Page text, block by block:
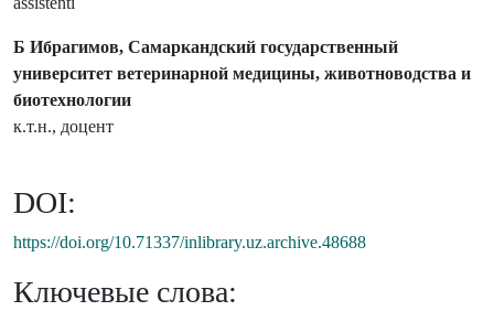
Б Ибрагимов, Самаркандский государственный
университет ветеринарной медицины, животноводства и
биотехнологии
к.т.н., доцент
DOI:
https://doi.org/10.71337/inlibrary.uz.archive.48688
Ключевые слова: